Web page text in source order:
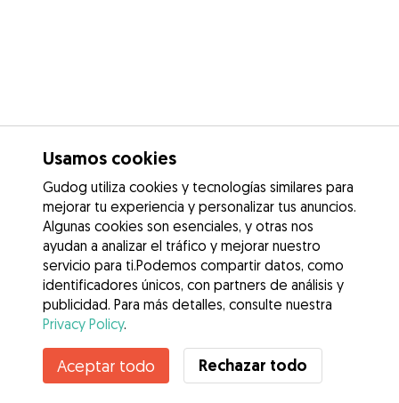
Contacta con Esther
¿Conoces los Beneficios de Gudog? Ver más
Usamos cookies
Gudog utiliza cookies y tecnologías similares para
mejorar tu experiencia y personalizar tus anuncios.
Algunas cookies son esenciales, y otras nos
ayudan a analizar el tráfico y mejorar nuestro
servicio para ti.Podemos compartir datos, como
identificadores únicos, con partners de análisis y
publicidad. Para más detalles, consulte nuestra
Privacy Policy.
Aceptar todo Rechazar todo